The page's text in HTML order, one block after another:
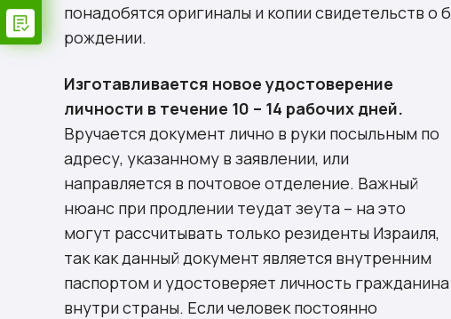
понадобятся оригиналы и копии свидетельств о
рождении.
Изготавливается новое удостоверение
личности в течение 10 – 14 рабочих дней.
Вручается документ лично в руки посыльным по
адресу, указанному в заявлении, или
направляется в почтовое отделение. Важный
нюанс при продлении теудат зеута – на это
могут рассчитывать только резиденты Израиля,
так как данный документ является внутренним
паспортом и удостоверяет личность гражданина
внутри страны. Если человек постоянно